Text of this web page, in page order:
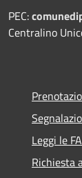
PEC:
Centralino
Leggi le
Richiesta